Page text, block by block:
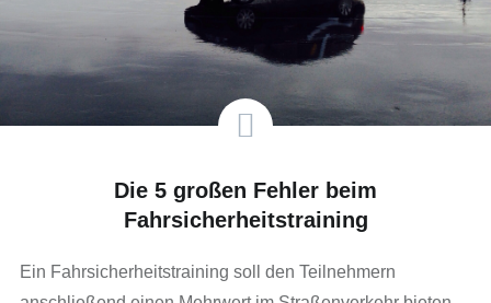
Die 5 großen Fehler beim
Fahrsicherheitstraining
Ein Fahrsicherheitstraining soll den Teilnehmern